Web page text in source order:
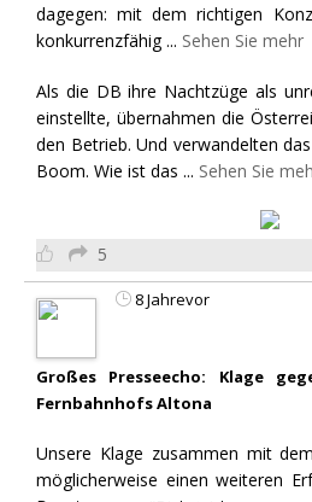
dagegen: mit dem richtigen
konkurrenzfähig ... Sehen Sie mehr
Als die DB ihre Nachtzüge als
einstellte, übernahmen die
den Betrieb. Und verwandelten
Boom. Wie ist das ... Sehen Sie
5
8 Jahrevor
Großes Presseecho: Klage
Fernbahnhofs Altona
Unsere Klage zusammen mit
möglicherweise einen weiteren